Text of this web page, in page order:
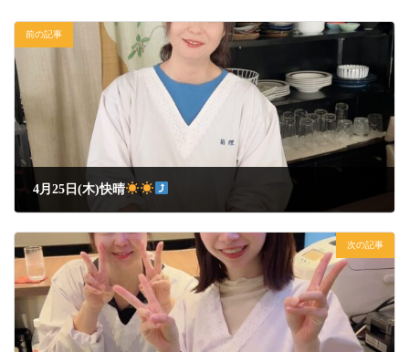
前の記事
4月25日(木)快晴
次の記事